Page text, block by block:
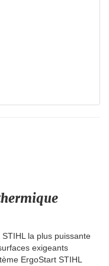
la plus puissante
exigeants
ErgoStart STIHL